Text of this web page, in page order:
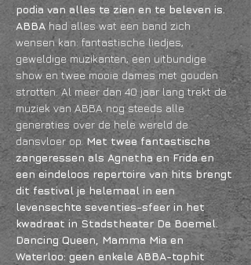
podia van alles te zien en te beleven is.
ABBA had alles wat een band zich
wensen kan: fantastische liedjes,
geweldige muzikanten, een uitbundige
show en twee mooie dames met gouden
strotten. Al meer dan 40 jaar lang trekt de
muziek van ABBA nog steeds alle
generaties over de hele wereld de
dansvloer op. Met twee fantastische
zangeressen als Agnetha en Frida en
een eindeloos repertoire van hits brengt
dit festival je helemaal in een
levensechte seventies-sfeer in het
kwadraat in Stadstheater De Boemel.
Dancing Queen, Mamma Mia en
Waterloo: geen enkele ABBA-tophit